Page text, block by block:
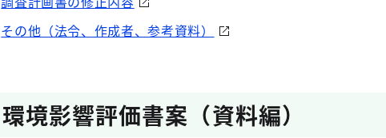
その他（法令、作成者、参考資料）
環境影響評価書案（資料編）